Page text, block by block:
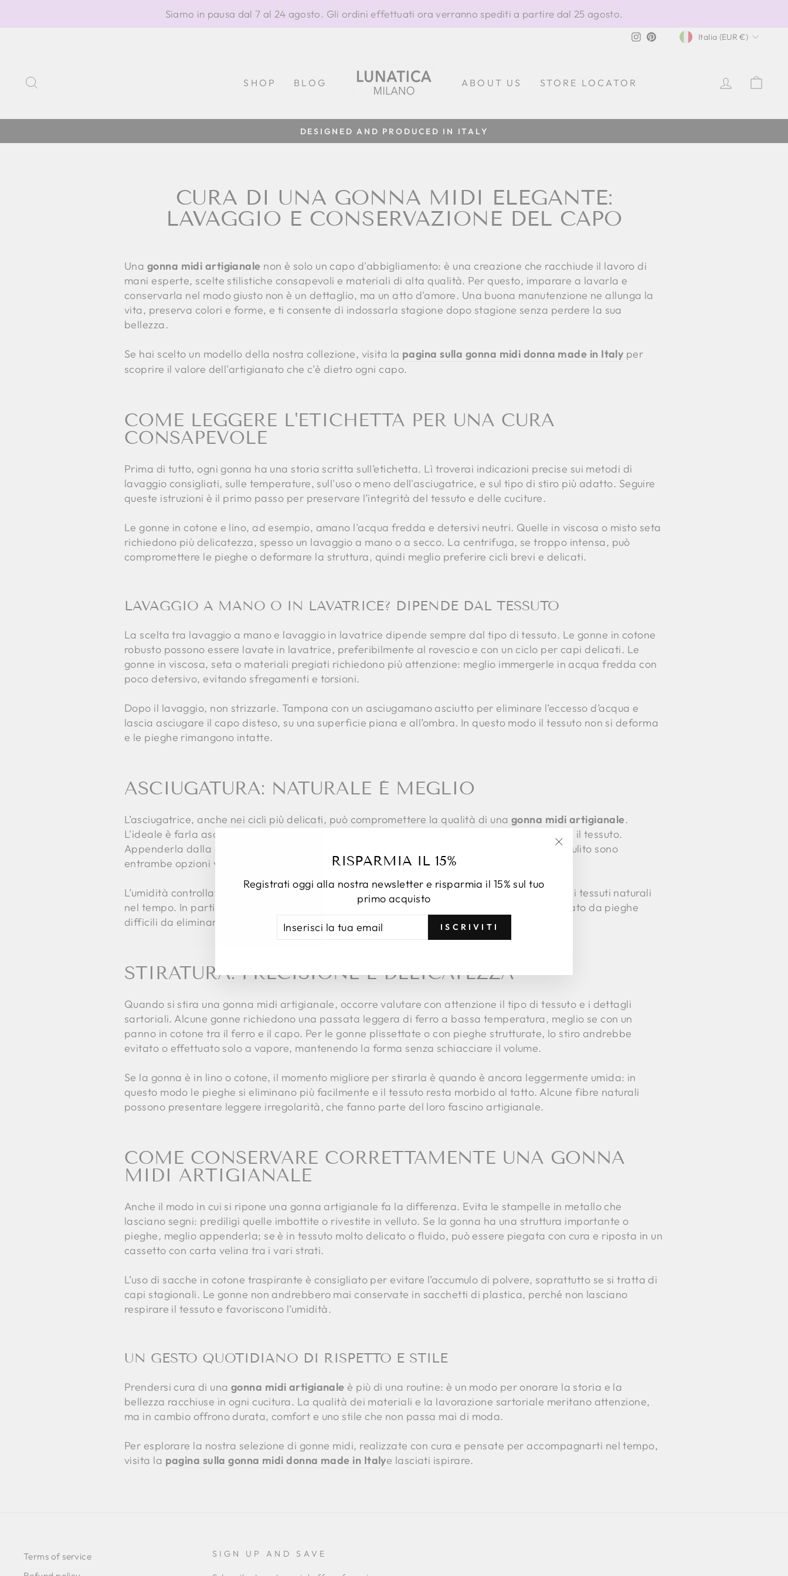
Siamo in pausa dal 7 al 24 agosto. Gli ordini effettuati ora verranno spediti a partire dal 25 agosto.
Instagram
PinterestVALUTA
Italia (EUR €)
SHOP BLOG ABOUT US STORE LOCATOR ACCEDI
Metti
presentazione
100% MADE IN ITALY
RISPARMIA IL 15%
Registrati oggi alla nostra newsletter e risparmia il 15% sul tuo
primo acquisto
ISCRIVITI
"Chiudi
CURA DI UNA GONNA MIDI ELEGANTE:
LAVAGGIO E CONSERVAZIONE DEL CAPO
Una gonna midi artigianale non è solo un capo d'abbigliamento: è una creazione che racchiude il lavoro di
mani esperte, scelte stilistiche consapevoli e materiali di alta qualità. Per questo, imparare a lavarla e
conservarla nel modo giusto non è un dettaglio, ma un atto d'amore. Una buona manutenzione ne allunga la
vita, preserva colori e forme, e ti consente di indossarla stagione dopo stagione senza perdere la sua
bellezza.
Se hai scelto un modello della nostra collezione, visita la pagina sulla gonna midi donna made in Italy per
scoprire il valore dell'artigianato che c'è dietro ogni capo.
COME LEGGERE L'ETICHETTA PER UNA CURA
CONSAPEVOLE
Prima di tutto, ogni gonna ha una storia scritta sull’etichetta. Lì troverai indicazioni precise sui metodi di
lavaggio consigliati, sulle temperature, sull'uso o meno dell'asciugatrice, e sul tipo di stiro più adatto. Seguire
queste istruzioni è il primo passo per preservare l’integrità del tessuto e delle cuciture.
Le gonne in cotone e lino, ad esempio, amano l'acqua fredda e detersivi neutri. Quelle in viscosa o misto seta
richiedono più delicatezza, spesso un lavaggio a mano o a secco. La centrifuga, se troppo intensa, può
compromettere le pieghe o deformare la struttura, quindi meglio preferire cicli brevi e delicati.
LAVAGGIO A MANO O IN LAVATRICE? DIPENDE DAL TESSUTO
La scelta tra lavaggio a mano e lavaggio in lavatrice dipende sempre dal tipo di tessuto. Le gonne in cotone
robusto possono essere lavate in lavatrice, preferibilmente al rovescio e con un ciclo per capi delicati. Le
gonne in viscosa, seta o materiali pregiati richiedono più attenzione: meglio immergerle in acqua fredda con
poco detersivo, evitando sfregamenti e torsioni.
Dopo il lavaggio, non strizzarle. Tampona con un asciugamano asciutto per eliminare l’eccesso d’acqua e
lascia asciugare il capo disteso, su una superficie piana e all’ombra. In questo modo il tessuto non si deforma
e le pieghe rimangono intatte.
ASCIUGATURA: NATURALE È MEGLIO
L’asciugatrice, anche nei cicli più delicati, può compromettere la qualità di una gonna midi artigianale.
L'ideale è farla asciugare all'aria, lontano dalla luce diretta del sole, che potrebbe scolorire il tessuto.
Appenderla dalla cintura su una gruccia imbottita o lasciarla in piano su un asciugamano pulito sono
entrambe opzioni valide, a seconda della delicatezza del capo.
L’umidità controllata è importante: ambienti troppo secchi o troppo umidi possono rovinare i tessuti naturali
nel tempo. In particolare il lino, se non asciugato correttamente, può risultare rigido o segnato da pieghe
difficili da eliminare.
STIRATURA: PRECISIONE E DELICATEZZA
Quando si stira una gonna midi artigianale, occorre valutare con attenzione il tipo di tessuto e i dettagli
sartoriali. Alcune gonne richiedono una passata leggera di ferro a bassa temperatura, meglio se con un
panno in cotone tra il ferro e il capo. Per le gonne plissettate o con pieghe strutturate, lo stiro andrebbe
evitato o effettuato solo a vapore, mantenendo la forma senza schiacciare il volume.
Se la gonna è in lino o cotone, il momento migliore per stirarla è quando è ancora leggermente umida: in
questo modo le pieghe si eliminano più facilmente e il tessuto resta morbido al tatto. Alcune fibre naturali
possono presentare leggere irregolarità, che fanno parte del loro fascino artigianale.
COME CONSERVARE CORRETTAMENTE UNA GONNA
MIDI ARTIGIANALE
Anche il modo in cui si ripone una gonna artigianale fa la differenza. Evita le stampelle in metallo che
lasciano segni: prediligi quelle imbottite o rivestite in velluto. Se la gonna ha una struttura importante o
pieghe, meglio appenderla; se è in tessuto molto delicato o fluido, può essere piegata con cura e riposta in un
cassetto con carta velina tra i vari strati.
L’uso di sacche in cotone traspirante è consigliato per evitare l’accumulo di polvere, soprattutto se si tratta di
capi stagionali. Le gonne non andrebbero mai conservate in sacchetti di plastica, perché non lasciano
respirare il tessuto e favoriscono l’umidità.
UN GESTO QUOTIDIANO DI RISPETTO E STILE
Prendersi cura di una gonna midi artigianale è più di una routine: è un modo per onorare la storia e la
bellezza racchiuse in ogni cucitura. La qualità dei materiali e la lavorazione sartoriale meritano attenzione,
ma in cambio offrono durata, comfort e uno stile che non passa mai di moda.
Per esplorare la nostra selezione di gonne midi, realizzate con cura e pensate per accompagnarti nel tempo,
visita la pagina sulla gonna midi donna made in Italye lasciati ispirare.
Terms of service
SIGN UP AND SAVE